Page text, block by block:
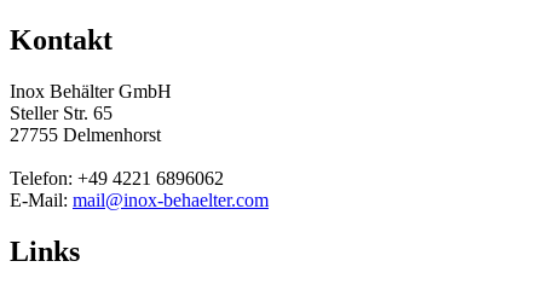
Kontakt
Inox Behälter GmbH
Steller Str. 65
27755 Delmenhorst
Telefon: +49 4221 6896062
E-Mail: mail@inox-behaelter.com
Links